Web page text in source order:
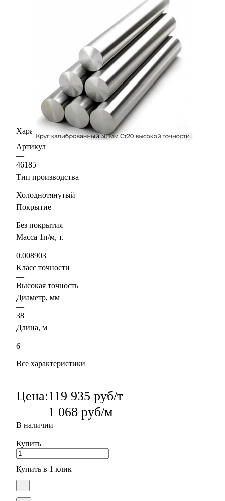
Характеристики
Артикул
—
46185
Тип производства
—
Холоднотянутый
Покрытие
—
Без покрытия
Масса 1п/м, т.
—
0.008903
Класс точности
—
Высокая точность
Диаметр, мм
—
38
Длина, м
—
6
Все характеристики
Цена:119 935 руб/т
1 068 руб/м
В наличии
Купить
Купить в 1 клик